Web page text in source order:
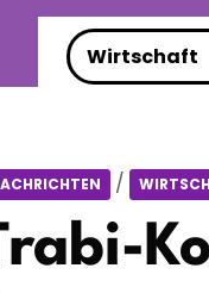
Wirtschaft
/